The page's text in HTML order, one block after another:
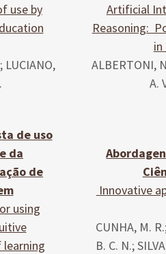
use by
LUCIANO,
Artificial
Reasoning:
in
ALBERTONI,
A.
de uso
da
de
using
Innovative
CUNHA, M.
B. C. N.;